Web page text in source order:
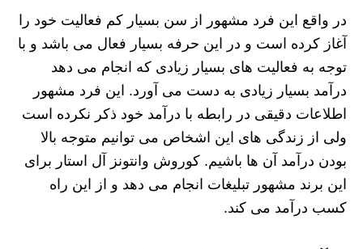
در واقع این فرد مشهور از سن بسیار کم فعالیت خود را
آغاز کرده است و در این حرفه بسیار فعال می باشد و با
توجه به فعالیت های بسیار زیادی که انجام می دهد
درآمد بسیار زیادی به دست می آورد. این فرد مشهور
اطلاعات دقیقی در رابطه با درآمد خود ذکر نکرده است
ولی از زندگی های این اشخاص می توانیم متوجه بالا
بودن درآمد آن ها باشیم. کوروش وانتونز آل استار برای
این برند مشهور تبلیغات انجام می دهد و از این راه
کسب درآمد می کند.